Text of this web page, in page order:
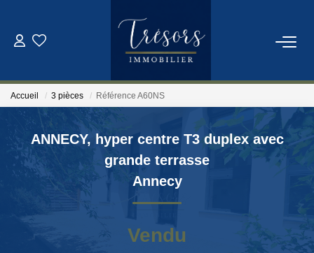
NOTRE AGENCE
Qui Sommes-Nous
Accueil 3 pièces Référence A60NS
ANNECY, hyper centre T3 duplex avec
grande terrasse
Annecy
Vendu